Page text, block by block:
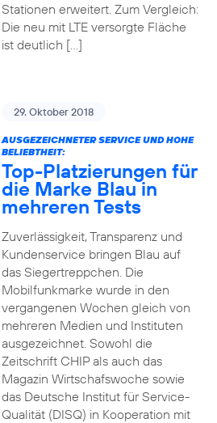
Stationen erweitert. Zum Vergleich:
Die neu mit LTE versorgte Fläche
ist deutlich […]
29. Oktober 2018
AUSGEZEICHNETER SERVICE UND HOHE
BELIEBTHEIT:
Top-Platzierungen für
die Marke Blau in
mehreren Tests
Zuverlässigkeit, Transparenz und
Kundenservice bringen Blau auf
das Siegertreppchen. Die
Mobilfunkmarke wurde in den
vergangenen Wochen gleich von
mehreren Medien und Instituten
ausgezeichnet. Sowohl die
Zeitschrift CHIP als auch das
Magazin Wirtschafswoche sowie
das Deutsche Institut für Service-
Qualität (DISQ) in Kooperation mit